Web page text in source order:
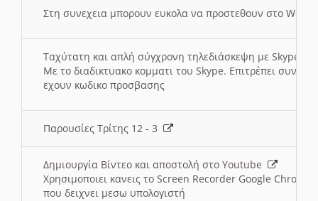
Στη συνεχεια μπορουν ευκολα να προστεθουν στο Word
Ταχύτατη και απλή σύγχρονη τηλεδιάσκεψη με Skype
Με το διαδικτυακο κομματι του Skype. Επιτρέπει
εχουν κωδικο προσβασης
Παρουσίες Τρίτης 12 - 3
Δημιουργία Βίντεο και αποστολή στο Youtube
Χρησιμοποιει κανεις το Screen Recorder Google Chrome
που δειχνει μεσω υπολογιστή